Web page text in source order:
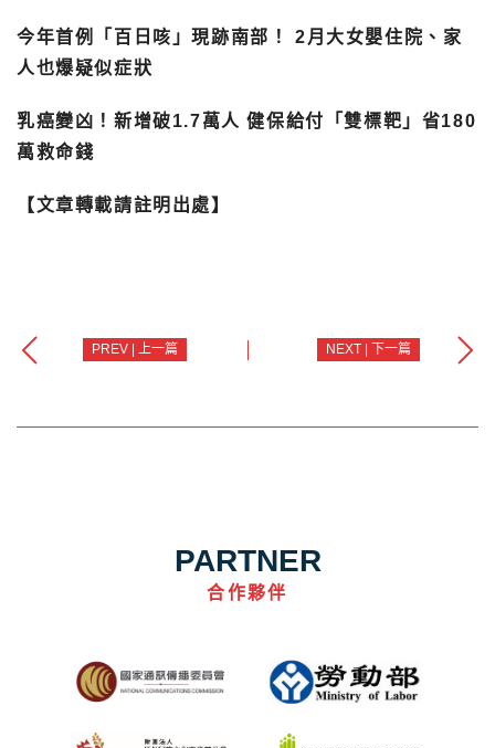
今年首例「百日咳」現跡南部！ 2月大女嬰住院、家
人也爆疑似症狀
乳癌變凶！新增破1.7萬人 健保給付「雙標靶」省180
萬救命錢
【文章轉載請註明出處】
PREV | 上一篇 NEXT | 下一篇
PARTNER
合作夥伴